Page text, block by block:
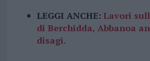
LEGGI ANCHE: Lavori
di Berchidda, Abbanoa
disagi.